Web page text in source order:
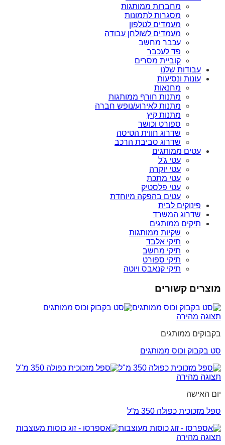
מחברות ממותגות
מסגרות לתמונות
מעמדים לטלפון
מעמדים לשולחן עבודה
עכבר מחשב
פד לעכבר
קוביית מסרים
עבודות שלנו
עונות ונסיעות
מחנאות
מתנות חורף ממותגות
מתנות לאירוע/נופש חברה
מתנות קיץ
ספורט וכושר
שדרוג חווית הטיסה
שדרוג סביבת הרכב
עטים ממותגים
עטי ג'ל
עטי יוקרה
עטי מתכת
עטי פלסטיק
עטים בהפקה מיוחדת
פינוקים לבית
שדרוג המשרד
תיקים ממותגים
שקיות ממותגות
תיקי אלבד
תיקי מחשב
תיקי ספורט
תיקי קנאבס ויוטה
מוצרים קשורים
תצוגה מהירה
בקבוקים ממותגים
סט בקבוק וכוס ממותגים
תצוגה מהירה
יום האישה
ספל מזכוכית כפולה 350 מ”ל
תצוגה מהירה